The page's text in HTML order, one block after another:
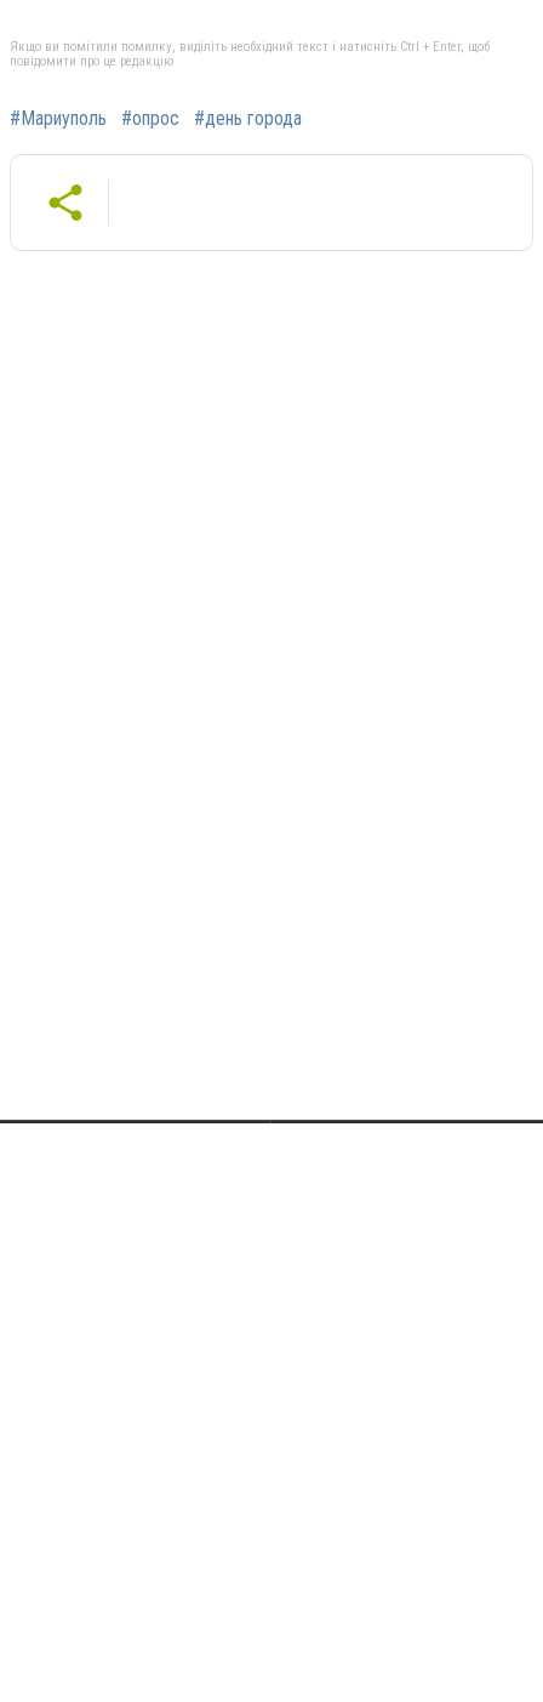
Якщо ви помітили помилку, виділіть необхідний текст і натисніть Ctrl + Enter, щоб
повідомити про це редакцію
#Мариуполь #опрос #день города